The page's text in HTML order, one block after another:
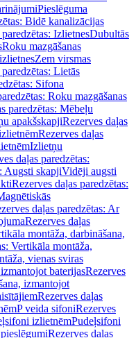
Pieslēguma
Bidē kanalizācijas
IzlietnesDubultās
Roku mazgāšanas
Zem virsmas
Lietās
Sifona
Roku mazgāšanas
paredzētas: Mēbeļu
apakšskapjiRezerves daļas
Rezerves daļas
Izlietņu
daļas paredzētas:
Augsti skapjiVidēji augsti
Rezerves daļas paredzētas:
daļas paredzētas: Ar
Rezerves daļas
montāža, darbināšana,
Vertikāla montāža,
vienas sviras
baterijasRezerves
izmantojot
Rezerves daļas
P veida sifoniRezerves
izlietnēmPudeļsifoni
Rezerves daļas